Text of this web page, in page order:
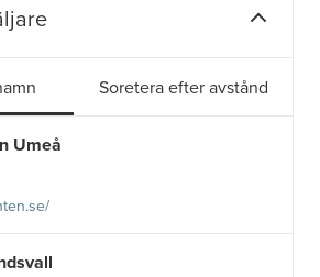
Soretera efter avstånd
Umeå